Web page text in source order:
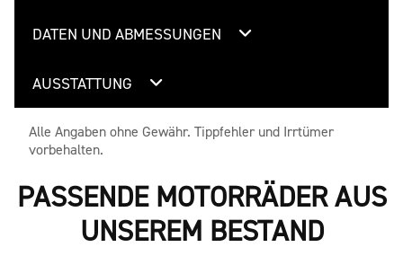
DATEN UND ABMESSUNGEN
AUSSTATTUNG
Alle Angaben ohne Gewähr. Tippfehler und Irrtümer
vorbehalten.
PASSENDE MOTORRÄDER AUS
UNSEREM BESTAND